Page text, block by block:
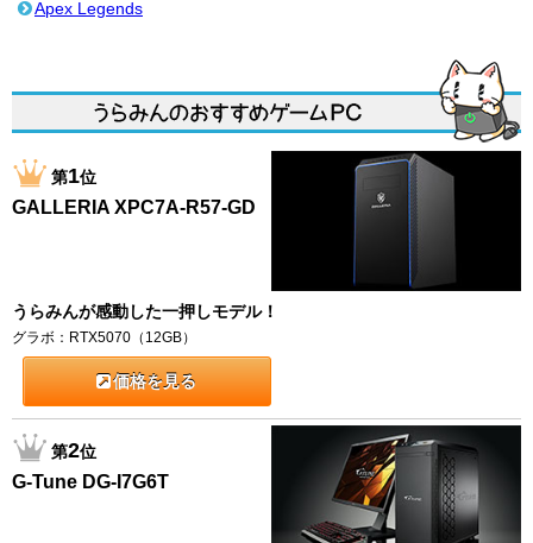
Apex Legends
第1位
GALLERIA XPC7A-R57-GD
うらみんが感動した一押しモデル！
グラボ：RTX5070（12GB）
価格を見る
第2位
G-Tune DG-I7G6T